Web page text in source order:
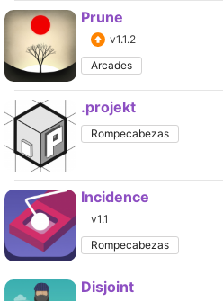
Prune
v1.1.2
Arcades
.projekt
Rompecabezas
Incidence
v1.1
Rompecabezas
Disjoint